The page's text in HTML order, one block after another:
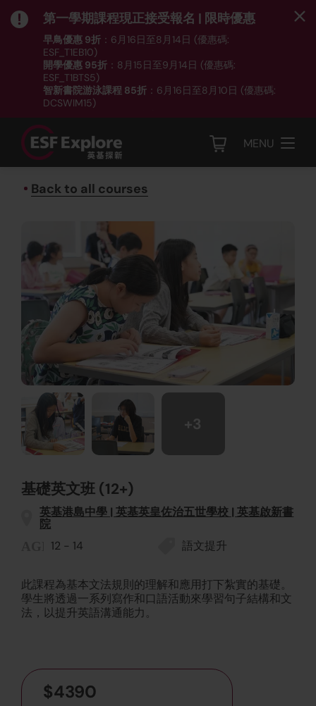
第一學期課程現正接受報名 | 限時優惠
早鳥優惠 9折 ：6月16日至8月14日 (優惠碼:
ESF_T1EB10)
開學優惠 95折 ：8月15日至9月14日 (優惠碼:
ESF_T1BTS5)
智新書院游泳課程 85折 ：6月16日至8月10日 (優惠碼:
DCSWIM15)
MENU
Back to all courses
+3
基礎英文班 (12+)
英基港島中學 | 英基英皇佐治五世學校 | 英基啟新書
院
12 - 14 語文提升
此課程為基本文法規則的理解和應用打下紮實的基礎。
學生將透過一系列寫作和口語活動來學習句子結構和文
法，以提升英語溝通能力。
$4390